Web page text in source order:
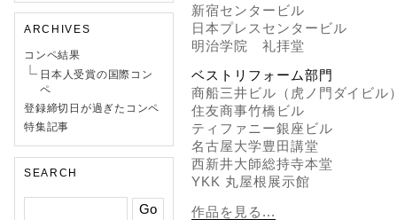
ARCHIVES
コンペ結果
日本人受賞の国際コン
ペ
登録締切日が過ぎたコンペ
特集記事
SEARCH
新宿センタービル
日本プレスセンタービル
明治学院 礼拝堂
ベストリフォーム部門
商船三井ビル（虎ノ門ダイビル
住友商事竹橋ビル
ティファニー銀座ビル
名古屋大学豊田講堂
西新井大師総持寺本堂
YKK 丸屋根展示館
作品を見る...